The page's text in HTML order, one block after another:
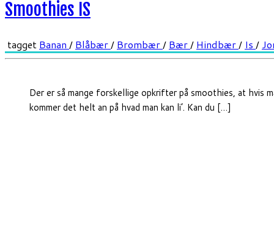
Der er så mange forskellige opkrifter på smoothies, at hvis
kommer det helt an på hvad man kan li’. Kan du […]
Smoothies IS
tagget Banan / Blåbær/ Brombær/ Bær/ Hindbær/ Is /